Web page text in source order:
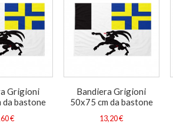
Grigioni
da bastone
€
Bandiera Grigioni
50x75 cm da bastone
13,20 €